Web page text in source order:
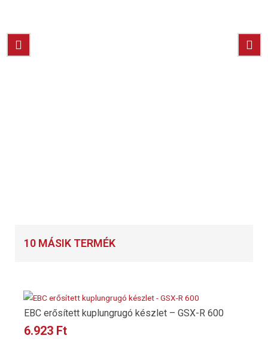
10 MÁSIK TERMÉK
EBC erősített kuplungrugó készlet – GSX-R 600
6.923 Ft